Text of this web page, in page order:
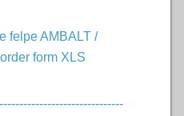
felpe AMBALT /
form XLS